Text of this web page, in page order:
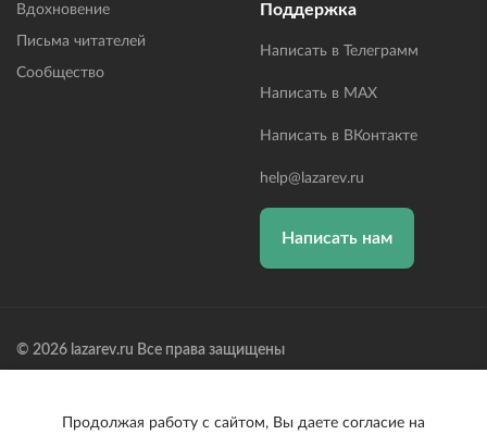
Вдохновение
Письма читателей
Сообщество
Поддержка
Написать в Телеграмм
Написать в MAX
Написать в ВКонтакте
help@lazarev.ru
Написать нам
© 2026 lazarev.ru Все права защищены
Банк: ОАО "АЛЬФА-БАНК" БИК: 044525593, К/С:
Продолжая работу с сайтом, Вы даете согласие на